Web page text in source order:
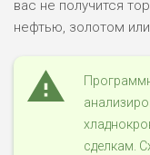
вас не получится
нефтью, золотом
сделкам.